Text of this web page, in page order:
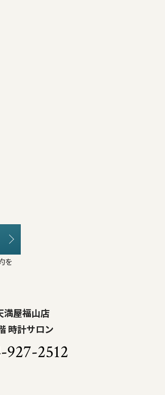
を
満屋福山店
時計サロン
927-2512